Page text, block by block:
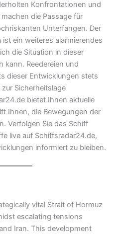
Konfrontationen und
die Passage für
Unterfangen. Der
ist ein weiteres alarmierendes
die Situation in dieser
kann. Reedereien und
dieser Entwicklungen stets
Sicherheitslage
bietet Ihnen aktuelle
Ihnen, die Bewegungen der
Verfolgen Sie das Schiff
live auf Schiffsradar24.de,
informiert zu bleiben.
vital Strait of Hormuz
escalating tensions
Iran. This development